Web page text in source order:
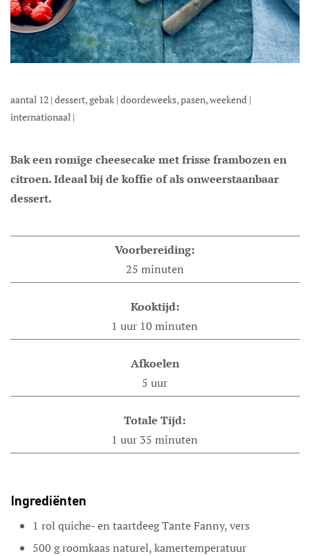
aantal 12 | dessert, gebak | doordeweeks, pasen, weekend |
internationaal |
Bak een romige cheesecake met frisse frambozen en
citroen. Ideaal bij de koffie of als onweerstaanbaar
dessert.
Voorbereiding:
25 minuten
Kooktijd:
1 uur 10 minuten
Afkoelen
5 uur
Totale Tijd:
1 uur 35 minuten
Ingrediënten
1 rol quiche- en taartdeegTante Fanny, vers
500 groomkaas naturel, kamertemperatuur